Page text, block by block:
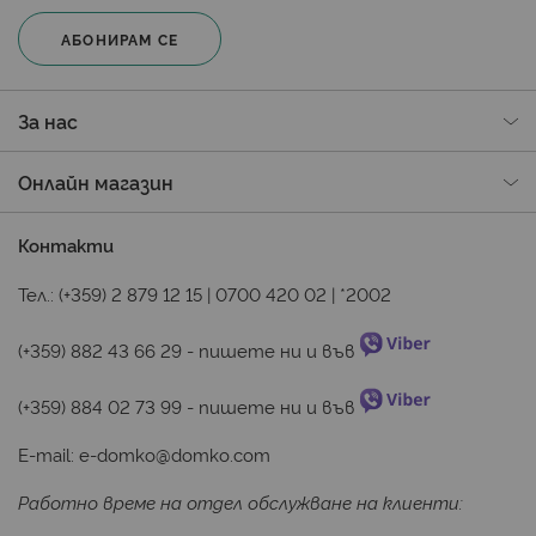
Протекторът е отлична възможност за
допълнителна защита за всяка
за гости. А когато става дума за детските
креватчета, както и за леглата на възрастните,
които имат малки деца, той е задължителен
аксесоар.
Какво ще откриете в раздела
С какво се отличават
подходящи за разнообразни видове легла. Сред
предлаганите опции са:
70х140 см (подходящо за бебешко креватче);
180х200 см (двойно легло);
АБОНИРАМ СЕ
За нас
Онлайн магазин
Контакти
Тел.: (+359) 2 879 12 15 | 0700 420 02 | *2002
(+359) 882 43 66 29 - пишете ни и във
(+359) 884 02 73 99 - пишете ни и във
E-mail: e-domko@domko.com
Работно време на отдел обслужване на клиенти: